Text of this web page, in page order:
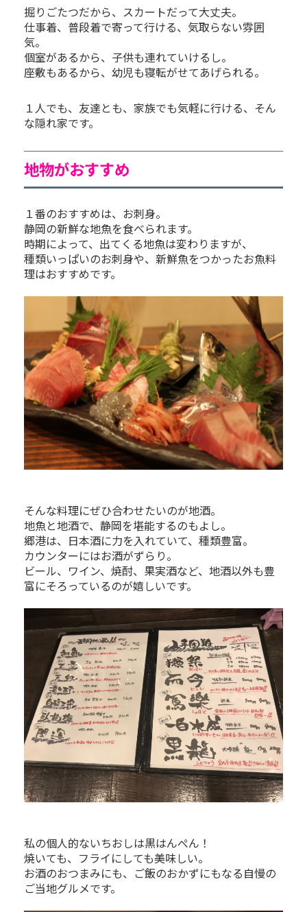
掘りごたつだから、スカートだって大丈夫。
仕事着、普段着で寄って行ける、気取らない雰囲
気。
個室があるから、子供も連れていけるし。
座敷もあるから、幼児も寝転がせてあげられる。
１人でも、友達とも、家族でも気軽に行ける、そん
な隠れ家です。
地物がおすすめ
１番のおすすめは、お刺身。
静岡の新鮮な地魚を食べられます。
時期によって、出てくる地魚は変わりますが、
種類いっぱいのお刺身や、新鮮魚をつかったお魚料
理はおすすめです。
そんな料理にぜひ合わせたいのが地酒。
地魚と地酒で、静岡を堪能するのもよし。
郷港は、日本酒に力を入れていて、種類豊富。
カウンターにはお酒がずらり。
ビール、ワイン、焼酎、果実酒など、地酒以外も豊
富にそろっているのが嬉しいです。
私の個人的ないちおしは黒はんぺん！
焼いても、フライにしても美味しい。
お酒のおつまみにも、ご飯のおかずにもなる自慢の
ご当地グルメです。